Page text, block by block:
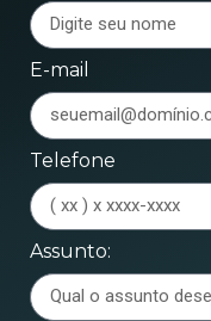
E-mail
Telefone
Assunto: